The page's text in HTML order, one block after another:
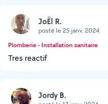
JoËl R.
posté le 25 janv. 2024
Plomberie - Installation sanitaire
Tres reactif
Jordy B.